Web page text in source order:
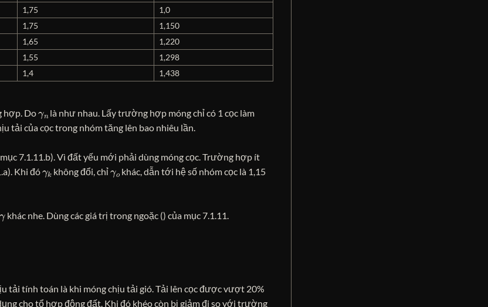
1,75
1,0
1,75
1,150
1,65
1,220
1,55
1,298
1,4 1,438
hợp. Do
là như nhau. Lấy trường hợp móng chỉ có 1 cọc làm
tải của cọc trong nhóm tăng lên bao nhiêu lần.
7.1.11.b). Vì đất yếu mới phải dùng móng cọc. Trường hợp ít
Khi đó
kkhông đổi, chỉ okhác, dẫn tới hệ số nhóm cọc là 1,15
khác nhe. Dùng các giá trị trong ngoặc () của mục 7.1.11.
tính toán là khi móng chịu tải gió. Tải lên cọc được vượt 20%
cho tổ hợp động đất. Khi đó khéo còn bị giảm đi so với trường